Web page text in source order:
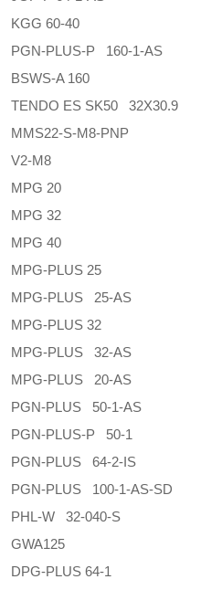
KGG 60-40
PGN-PLUS-P 160-1-AS
BSWS-A 160
TENDO ES SK50 32X30.9
MMS22-S-M8-PNP
V2-M8
MPG 20
MPG 32
MPG 40
MPG-PLUS 25
MPG-PLUS 25-AS
MPG-PLUS 32
MPG-PLUS 32-AS
MPG-PLUS 20-AS
PGN-PLUS 50-1-AS
PGN-PLUS-P 50-1
PGN-PLUS 64-2-IS
PGN-PLUS 100-1-AS-SD
PHL-W 32-040-S
GWA125
DPG-PLUS 64-1